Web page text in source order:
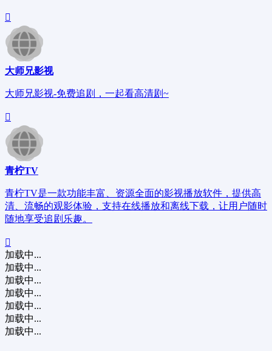
大师兄影视
大师兄影视-免费追剧，一起看高清剧~
青柠TV
青柠TV是一款功能丰富、资源全面的影视播放软件，提供高
清、流畅的观影体验，支持在线播放和离线下载，让用户随时
随地享受追剧乐趣。
加载中...
加载中...
加载中...
加载中...
加载中...
加载中...
加载中...